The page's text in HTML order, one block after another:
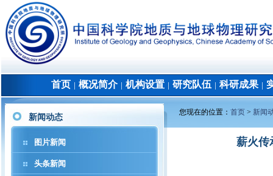
首页 概况简介│ 机构设置 研究队伍 科研成果│
新闻动态
图片新闻
头条新闻
您现在的位置： 首页 > 新闻
薪火传